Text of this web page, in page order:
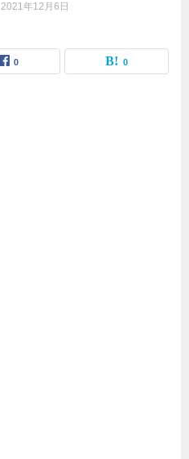
2021年12月6日
0 0